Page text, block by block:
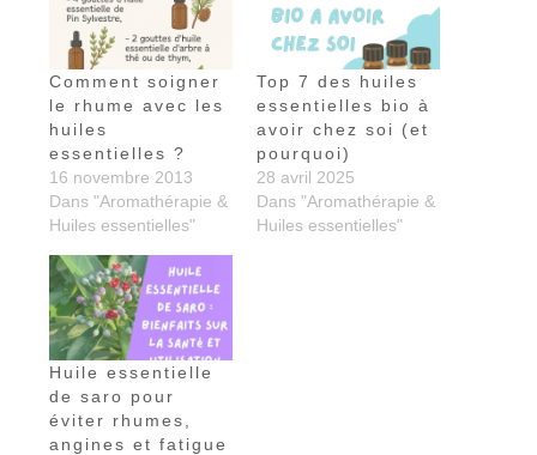
Comment soigner
le rhume avec les
huiles
essentielles ?
16 novembre 2013
Dans "Aromathérapie &
Huiles essentielles"
Top 7 des huiles
essentielles bio à
avoir chez soi (et
pourquoi)
28 avril 2025
Dans "Aromathérapie &
Huiles essentielles"
Huile essentielle
de saro pour
éviter rhumes,
angines et fatigue